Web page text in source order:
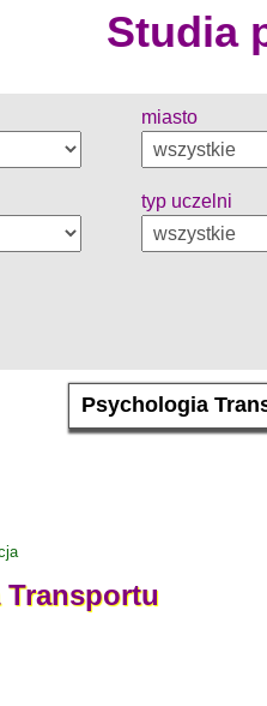
Studia
miasto
typ uczelni
Transportu